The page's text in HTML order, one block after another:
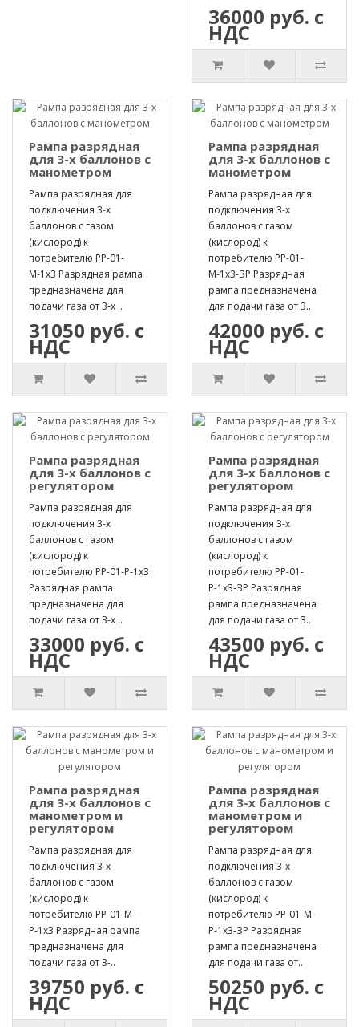
36000 руб. с
НДС
Рампа разрядная
для 3-х баллонов с
манометром
Рампа разрядная для
подключения 3-х
баллонов с газом
(кислород) к
потребителю РР-01-
М-1х3 Разрядная рампа
предназначена для
подачи газа от 3-х ..
31050 руб. с
НДС
Рампа разрядная
для 3-х баллонов с
манометром
Рампа разрядная для
подключения 3-х
баллонов с газом
(кислород) к
потребителю РР-01-
М-1х3-ЗР Разрядная
рампа предназначена
для подачи газа от 3..
42000 руб. с
НДС
Рампа разрядная
для 3-х баллонов с
регулятором
Рампа разрядная для
подключения 3-х
баллонов с газом
(кислород) к
потребителю РР-01-Р-1х3
Разрядная рампа
предназначена для
подачи газа от 3-х ..
33000 руб. с
НДС
Рампа разрядная
для 3-х баллонов с
регулятором
Рампа разрядная для
подключения 3-х
баллонов с газом
(кислород) к
потребителю РР-01-
Р-1х3-ЗР Разрядная
рампа предназначена
для подачи газа от 3..
43500 руб. с
НДС
Рампа разрядная
для 3-х баллонов с
манометром и
регулятором
Рампа разрядная для
подключения 3-х
баллонов с газом
(кислород) к
потребителю РР-01-М-
Р-1х3 Разрядная рампа
предназначена для
подачи газа от 3-..
39750 руб. с
НДС
Рампа разрядная
для 3-х баллонов с
манометром и
регулятором
Рампа разрядная для
подключения 3-х
баллонов с газом
(кислород) к
потребителю РР-01-М-
Р-1х3-ЗР Разрядная
рампа предназначена
для подачи газа от..
50250 руб. с
НДС